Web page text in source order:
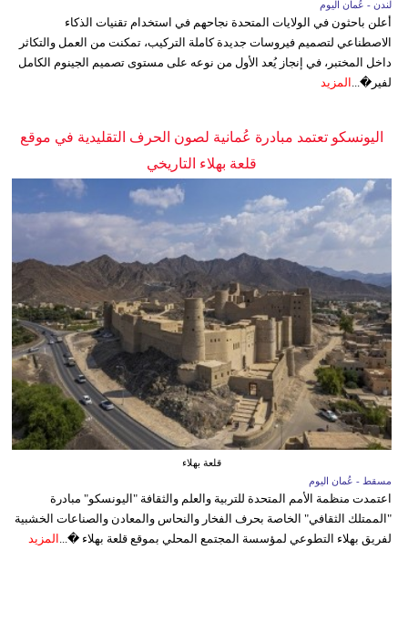
لندن - عُمان اليوم
أعلن باحثون في الولايات المتحدة نجاحهم في استخدام تقنيات الذكاء
الاصطناعي لتصميم فيروسات جديدة كاملة التركيب، تمكنت من العمل والتكاثر
داخل المختبر، في إنجاز يُعد الأول من نوعه على مستوى تصميم الجينوم الكامل
لفير�... المزيد
اليونسكو تعتمد مبادرة عُمانية لصون الحرف التقليدية في موقع
قلعة بهلاء التاريخي
قلعة بهلاء
مسقط - عُمان اليوم
اعتمدت منظمة الأمم المتحدة للتربية والعلم والثقافة "اليونسكو" مبادرة
"الممتلك الثقافي" الخاصة بحرف الفخار والنحاس والمعادن والصناعات الخشبية
لفريق بهلاء التطوعي لمؤسسة المجتمع المحلي بموقع قلعة بهلاء �... المزيد